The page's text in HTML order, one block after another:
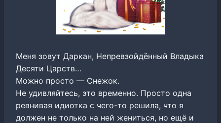
Меня зовут Даркан, Непревзойдённый Владыка
Десяти Царств…
Можно просто — Снежок.
Не удивляйтесь, это временно. Просто одна
ревнивая идиотка с чего-то решила, что я
должен не только на ней жениться, но ещё и